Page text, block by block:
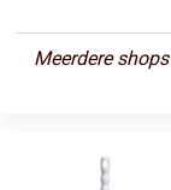
Meerdere shops